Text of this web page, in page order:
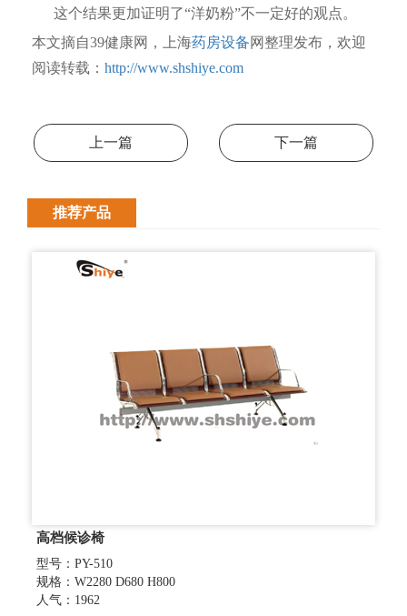
这个结果更加证明了“洋奶粉”不一定好的观点。
本文摘自39健康网，上海药房设备网整理发布，欢迎
阅读转载： http://www.shshiye.com
上一篇 下一篇
推荐产品
高档候诊椅
型号：PY-510
规格：W2280 D680 H800
人气：1962